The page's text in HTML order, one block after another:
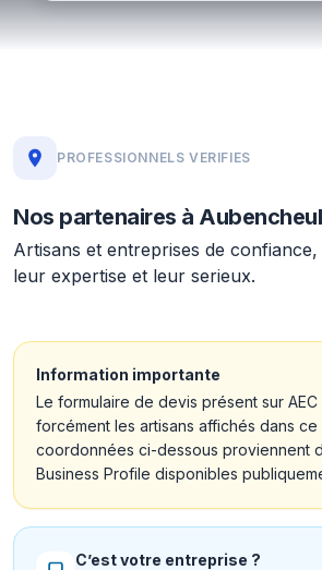
PROFESSIONNELS VERIFIES
Nos partenaires à
Artisans et entreprises de
leur expertise et leur serieux.
Information importante
Le formulaire de devis présent sur
forcément les artisans affichés dans ce
coordonnées ci-dessous proviennent
Business Profile disponibles
C’est votre entreprise ?